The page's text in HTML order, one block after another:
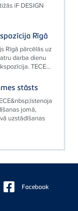
iF DESIGN
Rīgā
Rīgā pārcēlās uz
darba dienu
TECE...
stāsts
jomā,
uzstādīšanas
Facebook